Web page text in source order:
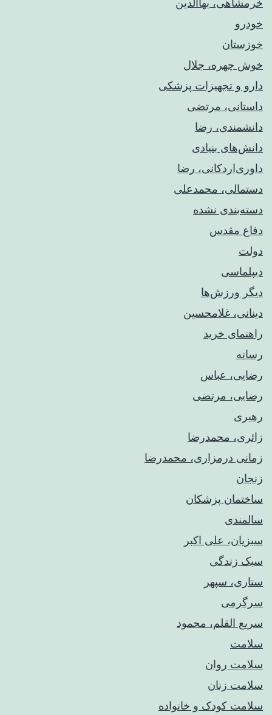
خرمشاهی، بهاالدین
خودرو
خوزستان
خوش چهره، جلال
دارو و تجهیزات پزشکی
داستانی، مرتضی
دانشمندی، رضا
دانش‌های بنیادی
داوری‌اردکانی، رضا
دستمالی، محمدعلی
دسته‌بندی نشده
دفاع مقدس
دولت
دیپلماسی
دیگر ورزش‌ها
دینانی، غلامحسین
راهنمای خريد
رسانه
رضایی، عباس
رضایی، مرتضی
رهبری
زائری، محمدرضا
زمانی درمزاری، محمدرضا
زنجان
ساختمان پزشکان
سالمندی
سبزیان، علی اکبر
سبک زندگی
ستاری، سپهر
سرگرمی
سریع القلم، محمود
سلامت
سلامت روان
سلامت زنان
سلامت کودک‌ و خانواده